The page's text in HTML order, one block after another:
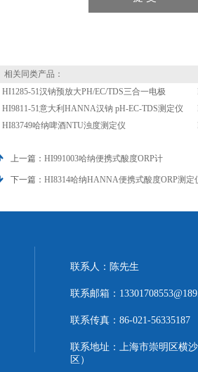
相关同类产品：
HI1285-51汉钠预放大PH/EC/TDS三合一电极
HI9811-51意大利HANNA汉钠 pH-EC-TDS测定仪
HI83749哈纳啤酒NTU浊度测定仪
上一篇： HI991003哈纳便携式酸度ORP计
下一篇： HI8314哈纳HANNA便携式酸度ORP测定
联系人：陈先生
联系邮箱：
联系传真：86-021-56335187
联系地址：上海市崇明区横
区）